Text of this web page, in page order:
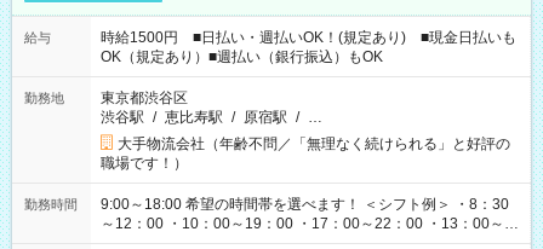
給与
時給1500円 ■日払い・週払いOK！(規定あり) ■現金日払いも
OK（規定あり）■週払い（銀行振込）もOK
勤務地
東京都渋谷区
渋谷駅 / 恵比寿駅 / 原宿駅 / …
大手物流会社（年齢不問／「無理なく続けられる」と好評の
職場です！）
勤務時間
9:00～18:00 希望の時間帯を選べます！ ＜シフト例＞ ・8：30
～12：00 ・10：00～19：00 ・17：00～22：00 ・13：00～
22：00 ・22：00～翌6：00 など